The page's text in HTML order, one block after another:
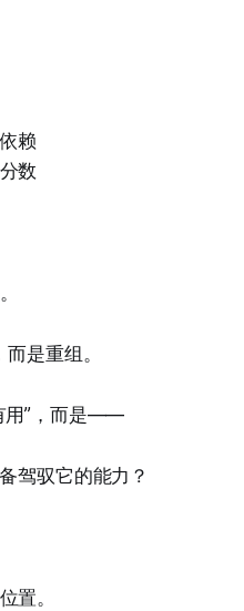
赖
数
是重组。
用”，而是——
驾驭它的能力？
置。